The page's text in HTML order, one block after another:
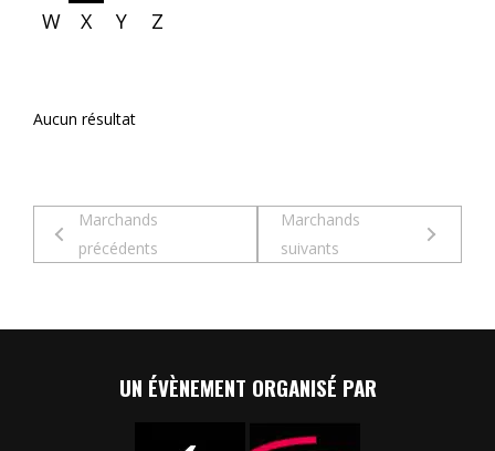
W
X Y Z
Aucun résultat
Marchands
précédents
Marchands
suivants
UN ÉVÈNEMENT ORGANISÉ PAR